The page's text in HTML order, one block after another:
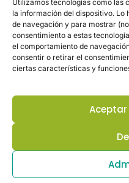
Utilizamos tecnologías como las
la información del dispositivo.
de navegación y para mostrar
consentimiento a estas
el comportamiento de
consentir o retirar el
ciertas características y
Aceptar